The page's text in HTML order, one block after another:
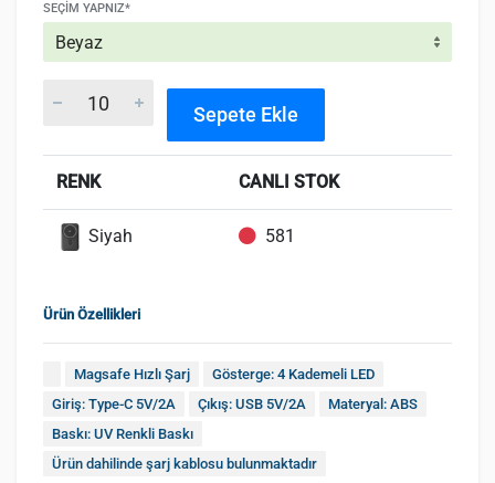
SEÇIM YAPNIZ*
Sepete Ekle
RENK CANLI STOK
Siyah 581
Ürün Özellikleri
Magsafe Hızlı Şarj
Gösterge: 4 Kademeli LED
Giriş: Type-C 5V/2A
Çıkış: USB 5V/2A
Materyal: ABS
Baskı: UV Renkli Baskı
Ürün dahilinde şarj kablosu bulunmaktadır